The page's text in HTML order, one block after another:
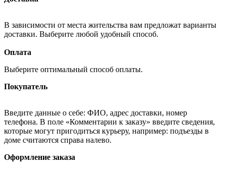
В зависимости от места жительства вам предложат варианты
доставки. Выберите любой удобный способ.
Оплата
Выберите оптимальный способ оплаты.
Покупатель
Введите данные о себе: ФИО, адрес доставки, номер
телефона. В поле «Комментарии к заказу» введите сведения,
которые могут пригодиться курьеру, например: подъезды в
доме считаются справа налево.
Оформление заказа